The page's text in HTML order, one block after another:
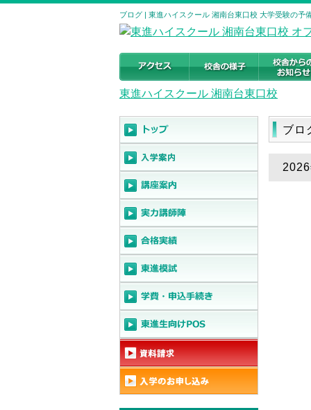
ブログ | 東進ハイスクール 湘南台東口校 大学受験の予
東進ハイスクール 湘南台東口校
ブロ